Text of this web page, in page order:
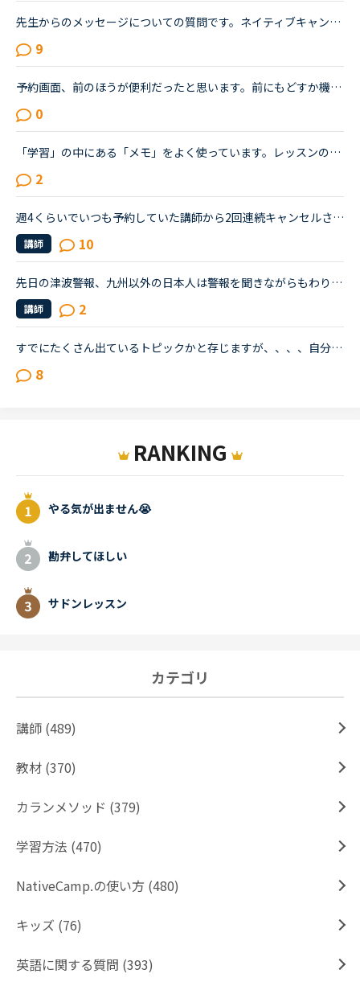
先生からのメッセージについての質問です。ネイティブキャンプを初めて約1か月、初心者ながら先生との楽しいレッスンのおかげで毎日続けることができています。レッスン終了後、メッセージをくれない先生が今のと...
9
予約画面、前のほうが便利だったと思います。前にもどすか機能をプラスしていただけたらありがたいです。① 一週間以上先の予定も見るだけならできた点② すぐ次の時間にあいている先生がすぐチェックできた点。...
0
「学習」の中にある「メモ」をよく使っています。レッスンの中で講師から言われたこと、チャットボックスに入れてもらった単語の復習や、例文など自分で調べたことなどどんどん入れています。ある程度以上になる...
2
週4くらいでいつも予約していた講師から2回連続キャンセルされました。その先生はとても教えるのがうまいので評価もよく、ファンもついている感じですが、予約自体はほぼ私だけが一日一回いれている感じです。ご...
講師 10
先日の津波警報、九州以外の日本人は警報を聞きながらもわりかし落ち着いていた人が多かったと思うのですが、外国人は相当怖かったらしく、夜中の2時までずっと窓を開けてバックパック抱えて震えていた、、、と言...
講師 2
すでにたくさん出ているトピックかと存じますが、、、、自分に正直どの教材が合っているのか・・わかりません。今カランのステージ３ですが、それ以外の教材でレッスンを受けるとき、いまだに迷っています発音コ...
8
RANKING
やる気が出ません😭
勘弁してほしい
サドンレッスン
カテゴリ
講師 (489)
教材 (370)
カランメソッド (379)
学習方法 (470)
NativeCamp.の使い方 (480)
キッズ (76)
英語に関する質問 (393)